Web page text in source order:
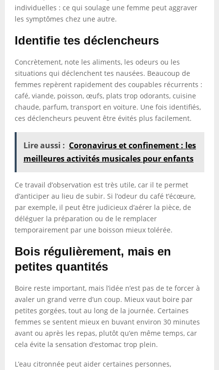
individuelles : ce qui soulage une femme peut aggraver
les symptômes chez une autre.
Identifie tes déclencheurs
Concrètement, note les aliments, les odeurs ou les
situations qui déclenchent tes nausées. Beaucoup de
femmes repèrent rapidement des coupables récurrents :
café, viande, poisson, œufs, plats trop odorants, cuisine
chaude, parfum, transport en voiture. Une fois identifiés,
ces déclencheurs peuvent être évités plus facilement.
Lire aussi : Coronavirus et confinement : les
meilleures activités musicales pour enfants
Ce travail d’observation est très utile, car il te permet
d’anticiper au lieu de subir. Si l’odeur du café t’écœure,
par exemple, il peut être judicieux d’aérer la pièce, de
déléguer la préparation ou de le remplacer
temporairement par une boisson mieux tolérée.
Bois régulièrement, mais en
petites quantités
Boire reste important, mais l’idée n’est pas de te forcer à
avaler un grand verre d’un coup. Mieux vaut boire par
petites gorgées, tout au long de la journée. Certaines
femmes se sentent mieux en buvant environ 30 minutes
avant ou après les repas, plutôt qu’en même temps, car
cela évite la sensation d’estomac trop plein.
L’eau citronnée peut aider certaines personnes,